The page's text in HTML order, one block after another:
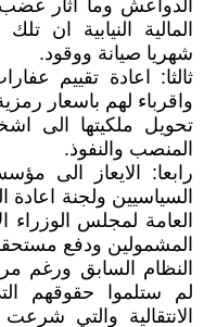
الدواعش وما اثار
شهريا صيانة ووقود.
ثالثا: اعادة تقييم
واقرباء لهم باسعار
تحويل ملكيتها الى
المنصب والنفوذ.
رابعا: الايعاز الى
السياسيين ولجنة اعادة
العامة لمجلس الوزراء
المشمولين ودفع
لم ستلموا حقوقهم